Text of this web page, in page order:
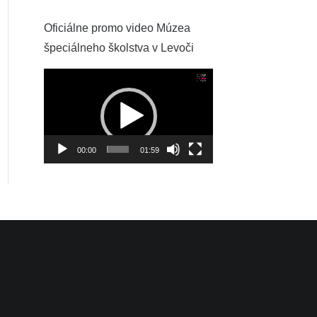
Oficiálne promo video Múzea
špeciálneho školstva v Levoči
00:00 01:59